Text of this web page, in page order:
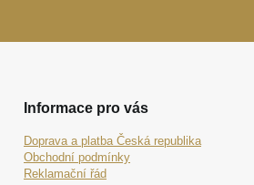
Informace pro vás
Doprava a platba Česká republika
Obchodní podmínky
Reklamační řád